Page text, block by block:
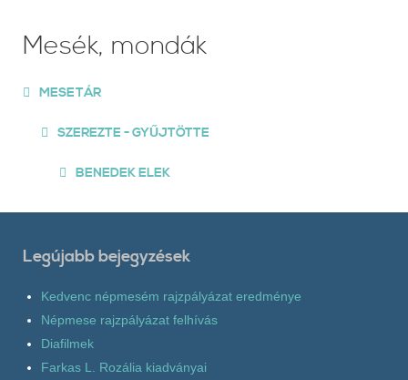
Mesék, mondák
MESETÁR
SZEREZTE - GYŰJTÖTTE
BENEDEK ELEK
Legújabb bejegyzések
Kedvenc népmesém rajzpályázat eredménye
Népmese rajzpályázat felhívás
Diafilmek
Farkas L. Rozália kiadványai